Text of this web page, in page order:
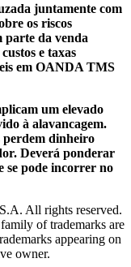
juntamente com
os riscos
parte da venda
e taxas
em OANDA TMS
um elevado
à alavancagem.
perdem dinheiro
Deverá ponderar
se pode incorrer no
All rights reserved.
of trademarks are
appearing on
owner.